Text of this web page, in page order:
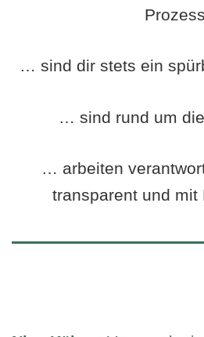
Prozess
… sind dir stets ein
… sind rund um
… arbeiten
transparent und mit